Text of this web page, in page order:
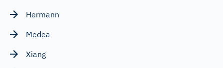
Hermann
Medea
Xiang